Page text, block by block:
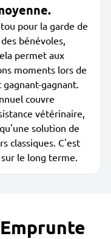
pour la garde de
bénévoles,
permet aux
moments lors de
gagnant.
couvre
vétérinaire,
solution de
classiques. C'est
le long terme.